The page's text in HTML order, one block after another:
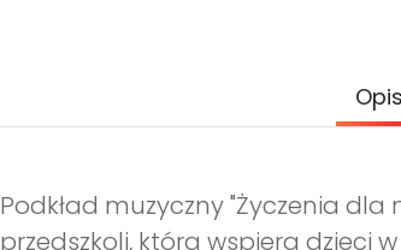
Opis
Podkład muzyczny "Życzenia
przedszkoli, która wspiera dzieci